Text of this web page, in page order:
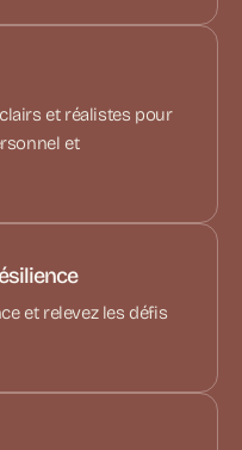
et réalistes pour
et
et relevez les défis